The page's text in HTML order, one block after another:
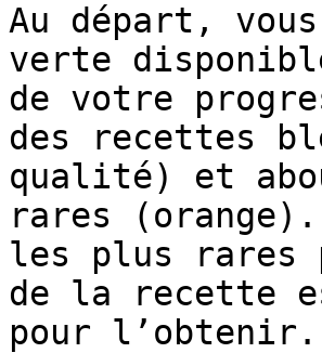
Au départ,
verte
de votre
des recettes
qualité) et
rares
les plus rares
de la recette
pour l’obtenir.